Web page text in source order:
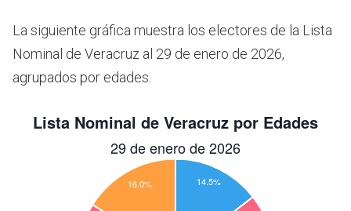
La siguiente gráfica muestra los electores de la Lista
Nominal de Veracruz al 29 de enero de 2026,
agrupados por edades.